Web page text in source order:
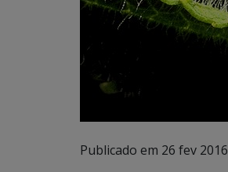
Publicado em 26 fev 2016